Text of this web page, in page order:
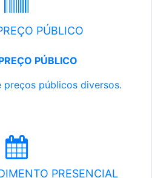
PÚBLICO
PÚBLICO
preços públicos diversos.
PRESENCIAL